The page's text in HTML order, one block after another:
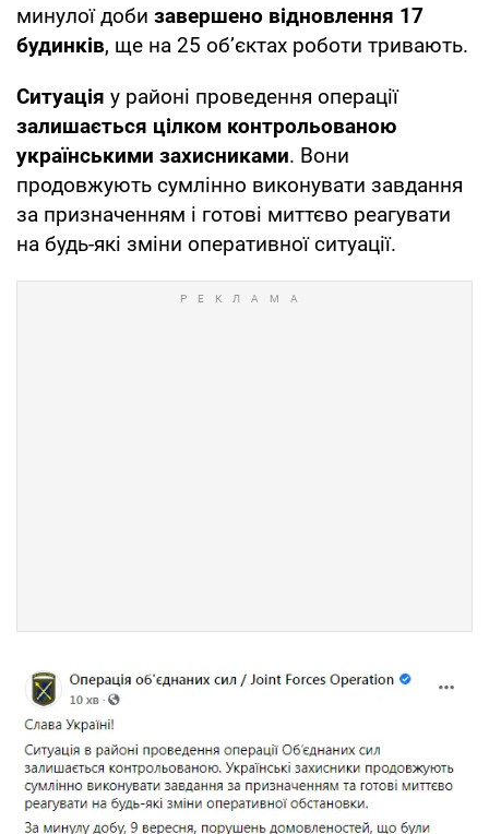
минулої доби завершено відновлення 17
будинків, ще на 25 об’єктах роботи тривають.
Ситуація у районі проведення операції
залишається цілком контрольованою
українськими захисниками. Вони
продовжують сумлінно виконувати завдання
за призначенням і готові миттєво реагувати
на будь-які зміни оперативної ситуації.